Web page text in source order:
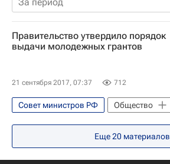
Правительство утвердило порядок
выдачи молодежных грантов
21 сентября 2017, 07:37 712
Совет министров РФ
Общество
Школа волонтера
Россия
Еще20 материалов